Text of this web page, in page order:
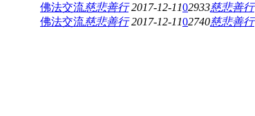
佛法交流慈悲善行 2017-12-1102933慈悲善行
佛法交流慈悲善行 2017-12-1102740慈悲善行